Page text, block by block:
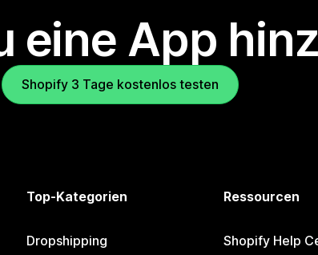
eine App
Shopify 3 Tage kostenlos testen
Top-Kategorien
Dropshipping
Ressourcen
Shopify Help